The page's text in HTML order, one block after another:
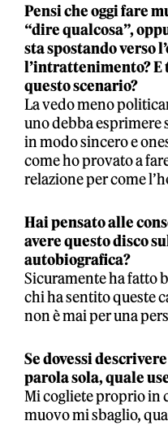
Pensi che oggi fare
“dire qualcosa”,
sta spostando verso
l’intrattenimento? E
questo scenario?
La vedo meno
uno debba esprimere
in modo sincero e
come ho provato a
relazione per come
Hai pensato alle
avere questo disco
autobiografica?
Sicuramente ha fatto
chi ha sentito queste
non è mai per una
Se dovessi
parola sola, quale
Mi cogliete proprio in
muovo mi sbaglio,